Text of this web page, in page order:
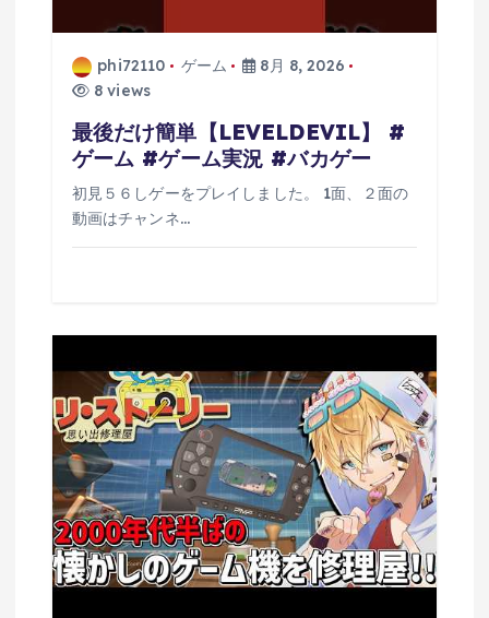
phi72110 ゲーム
8月 8, 2026
8 views
最後だけ簡単【LEVELDEVIL】 #
ゲーム #ゲーム実況 #バカゲー
初見５６しゲーをプレイしました。 1面、２面の
動画はチャンネ…